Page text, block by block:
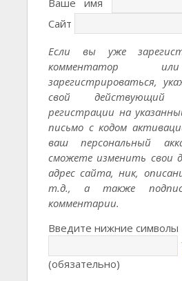
Ваше имя
Сайт
Если вы уже
комментатор
зарегистрироваться,
свой
регистрации на
письмо с кодом
ваш персональный
сможете изменить свои
адрес сайта, ник,
т.д., а также
комментарии.
Введите нижние символы
(обязательно)